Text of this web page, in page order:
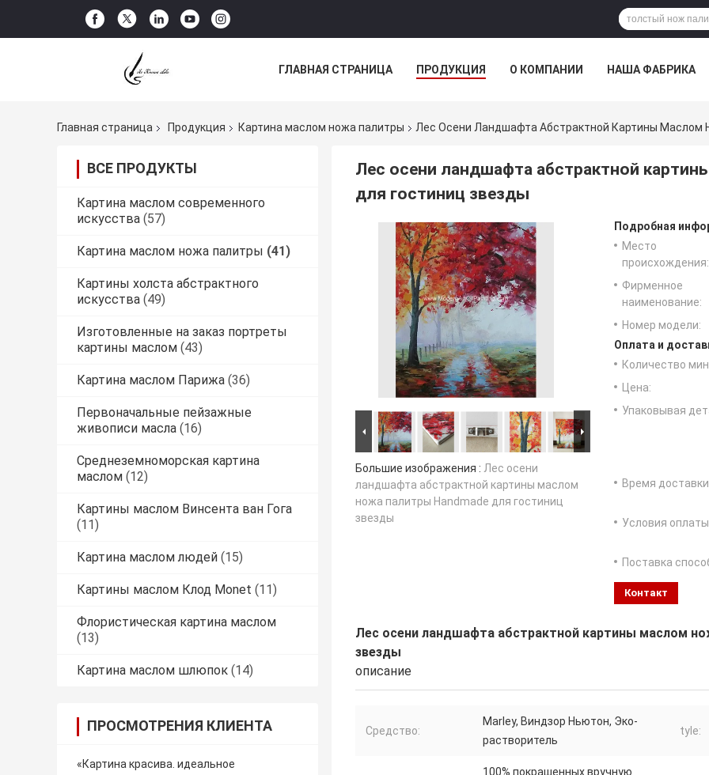
ГЛАВНАЯ СТРАНИЦА ПРОДУКЦИЯ О КОМПАНИИ НАША ФАБРИКА
Главная страница
Продукция Картина маслом ножа палитры Лес Осени Ландшафта Абстрактной Картины Маслом
ВСЕ ПРОДУКТЫ
Картина маслом современного
искусства (57)
Картина маслом ножа палитры (41)
Картины холста абстрактного
искусства (49)
Изготовленные на заказ портреты
картины маслом (43)
Картина маслом Парижа (36)
Первоначальные пейзажные
живописи масла (16)
Среднеземноморская картина
маслом (12)
Картины маслом Винсента ван Гога
(11)
Картина маслом людей (15)
Картины маслом Клод Monet (11)
Флористическая картина маслом
(13)
Картина маслом шлюпок (14)
ПРОСМОТРЕНИЯ КЛИЕНТА
«Картина красива. идеальное
Лес осени ландшафта абстрактной
для гостиниц звезды
Большие изображения : Лес осени
ландшафта абстрактной картины маслом
ножа палитры Handmade для гостиниц
звезды
Подробная
Место
происхождения:
Фирменное
наименование:
Номер модели:
Оплата и
Количество
Цена:
Упаковывая
Время
Условия
Поставка
Контакт
Лес осени ландшафта абстрактной картины маслом
звезды
описание
Средство:
Marley, Виндзор Ньютон, Эко-
растворитель
tyle:
100% покрашенных вручную